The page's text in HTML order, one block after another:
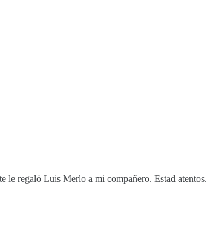
le regaló Luis Merlo a mi compañero. Estad atentos.